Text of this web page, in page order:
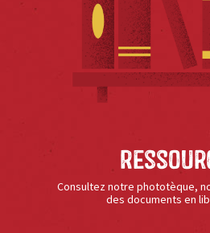
Consultez notre phototèque,
des documents en